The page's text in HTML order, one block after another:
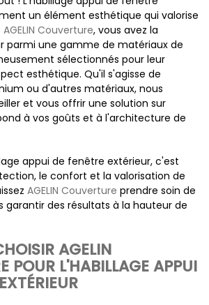
un élément esthétique qui valorise
AGELIN Couverture, vous avez la
parmi une gamme de matériaux de
sélectionnés pour leur
esthétique. Qu'il s'agisse de
ou d'autres matériaux, nous
et vous offrir une solution sur
à vos goûts et à l'architecture de
appui de fenêtre extérieur, c'est
le confort et la valorisation de
AGELIN Couverture prendre soin de
garantir des résultats à la hauteur de
AGELIN
POUR L'HABILLAGE APPUI